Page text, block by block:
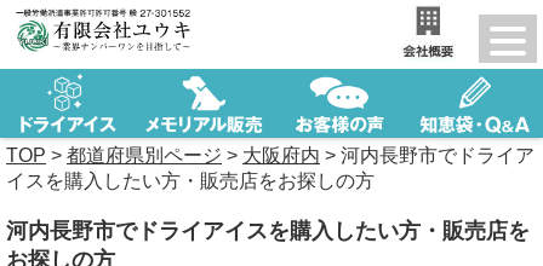
TOP > 都道府県別ページ > 大阪府内 > 河内長野市でドライア
イスを購入したい方・販売店をお探しの方
河内長野市でドライアイスを購入したい方・販売店を
お探しの方